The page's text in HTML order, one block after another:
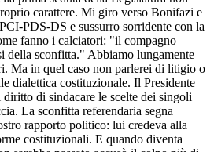
carattere. Mi giro verso Bonifazi e
PDS-DS e sussurro sorridente con la
fanno i calciatori: "il compagno
della sconfitta." Abbiamo lungamente
Ma in quel caso non parlerei di litigio o
dialettica costituzionale. Il Presidente
di sindacare le scelte dei singoli
La sconfitta referendaria segna
rapporto politico: lui credeva alla
costituzionali. E quando diventa